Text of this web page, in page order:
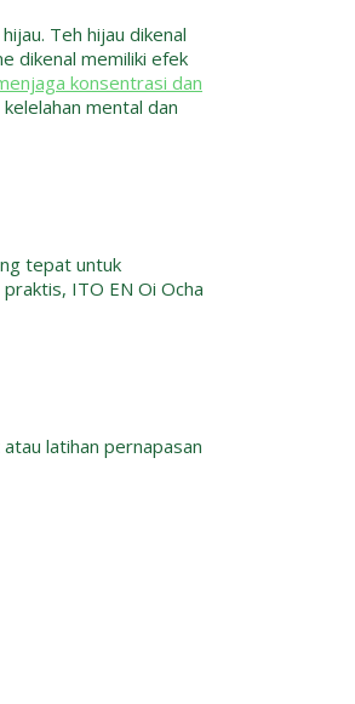
Teh hijau dikenal
dikenal memiliki efek
konsentrasi dan
mental dan
tepat untuk
ITO EN Oi Ocha
latihan pernapasan